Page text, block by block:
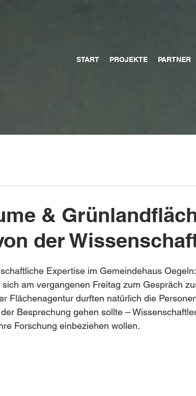
START PROJEKTE PARTNER
&
der
Expertise im Gemeindehaus
am vergangenen Freitag zum Gespräch
Flächenagentur durften natürlich die
Besprechung gehen sollte –
Forschung einbeziehen wollen.